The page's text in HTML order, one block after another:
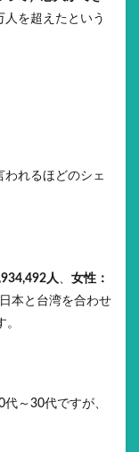
人を超えたという
れるほどのシェ
人、 女性：
本と台湾を合わせ
～30代ですが、